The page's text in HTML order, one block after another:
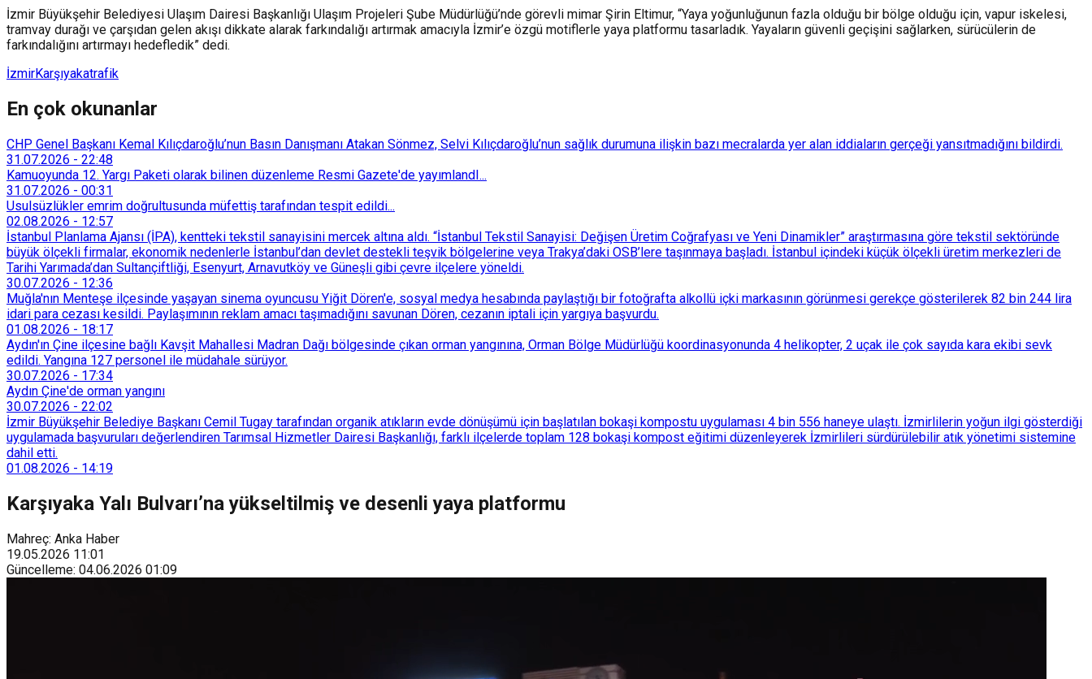
İzmir Büyükşehir Belediyesi Ulaşım Dairesi Başkanlığı Ulaşım Projeleri Şube Müdürlüğü’nde görevli mimar Şirin Eltimur, “Yaya yoğunluğunun fazla olduğu bir bölge olduğu için, vapur iskelesi,
tramvay durağı ve çarşıdan gelen akışı dikkate alarak farkındalığı artırmak amacıyla İzmir’e özgü motiflerle yaya platformu tasarladık. Yayaların güvenli geçişini sağlarken, sürücülerin de
farkındalığını artırmayı hedefledik” dedi.
İzmirKarşıyakatrafik
En çok okunanlar
CHP Genel Başkanı Kemal Kılıçdaroğlu’nun Basın Danışmanı Atakan Sönmez, Selvi Kılıçdaroğlu’nun sağlık durumuna ilişkin bazı mecralarda yer alan iddiaların gerçeği yansıtmadığını bildirdi.
31.07.2026 - 22:48
Kamuoyunda 12. Yargı Paketi olarak bilinen düzenleme Resmi Gazete'de yayımlandI...
31.07.2026 - 00:31
Usulsüzlükler emrim doğrultusunda müfettiş tarafından tespit edildi...
02.08.2026 - 12:57
İstanbul Planlama Ajansı (İPA), kentteki tekstil sanayisini mercek altına aldı. “İstanbul Tekstil Sanayisi: Değişen Üretim Coğrafyası ve Yeni Dinamikler” araştırmasına göre tekstil sektöründe
büyük ölçekli firmalar, ekonomik nedenlerle İstanbul’dan devlet destekli teşvik bölgelerine veya Trakya’daki OSB’lere taşınmaya başladı. İstanbul içindeki küçük ölçekli üretim merkezleri de
Tarihi Yarımada’dan Sultançiftliği, Esenyurt, Arnavutköy ve Güneşli gibi çevre ilçelere yöneldi.
30.07.2026 - 12:36
Muğla'nın Menteşe ilçesinde yaşayan sinema oyuncusu Yiğit Dören'e, sosyal medya hesabında paylaştığı bir fotoğrafta alkollü içki markasının görünmesi gerekçe gösterilerek 82 bin 244 lira
idari para cezası kesildi. Paylaşımının reklam amacı taşımadığını savunan Dören, cezanın iptali için yargıya başvurdu.
01.08.2026 - 18:17
Aydın'ın Çine ilçesine bağlı Kavşit Mahallesi Madran Dağı bölgesinde çıkan orman yangınına, Orman Bölge Müdürlüğü koordinasyonunda 4 helikopter, 2 uçak ile çok sayıda kara ekibi sevk
edildi. Yangına 127 personel ile müdahale sürüyor.
30.07.2026 - 17:34
Aydın Çine'de orman yangını
30.07.2026 - 22:02
İzmir Büyükşehir Belediye Başkanı Cemil Tugay tarafından organik atıkların evde dönüşümü için başlatılan bokaşi kompostu uygulaması 4 bin 556 haneye ulaştı. İzmirlilerin yoğun ilgi gösterdiği
uygulamada başvuruları değerlendiren Tarımsal Hizmetler Dairesi Başkanlığı, farklı ilçelerde toplam 128 bokaşi kompost eğitimi düzenleyerek İzmirlileri sürdürülebilir atık yönetimi sistemine
dahil etti.
01.08.2026 - 14:19
Karşıyaka Yalı Bulvarı’na yükseltilmiş ve desenli yaya platformu
Mahreç: Anka Haber
19.05.2026 11:01
Güncelleme: 04.06.2026 01:09